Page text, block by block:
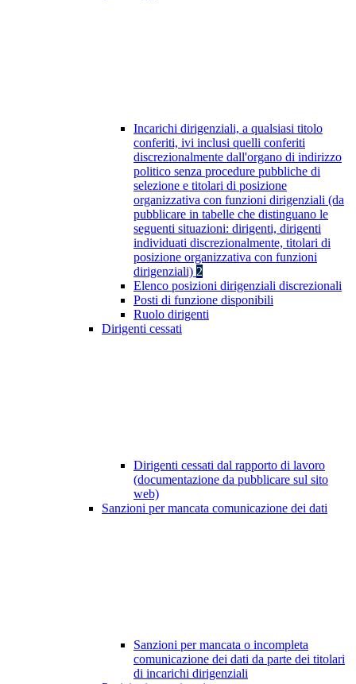
Incarichi dirigenziali, a qualsiasi titolo
conferiti, ivi inclusi quelli conferiti
discrezionalmente dall'organo di indirizzo
politico senza procedure pubbliche di
selezione e titolari di posizione
organizzativa con funzioni dirigenziali (da
pubblicare in tabelle che distinguano le
seguenti situazioni: dirigenti, dirigenti
individuati discrezionalmente, titolari di
posizione organizzativa con funzioni
dirigenziali) 2
Elenco posizioni dirigenziali discrezionali
Posti di funzione disponibili
Ruolo dirigenti
Dirigenti cessati
Dirigenti cessati dal rapporto di lavoro
(documentazione da pubblicare sul sito
web)
Sanzioni per mancata comunicazione dei dati
Sanzioni per mancata o incompleta
comunicazione dei dati da parte dei titolari
di incarichi dirigenziali